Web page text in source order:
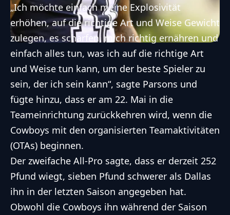
„Ich möchte einfach meine Explosivität
erhöhen, auf die richtige Art und Weise Gewicht
zulegen, es schärfen, mich richtig ernähren und
einfach alles tun, was ich auf die richtige Art
und Weise tun kann, um der beste Spieler zu
sein, der ich sein kann“, sagte Parsons und
fügte hinzu, dass er am 22. Mai in die
Teameinrichtung zurückkehren wird, wenn die
Cowboys mit den organisierten Teamaktivitäten
(OTAs) beginnen.
Der zweifache All-Pro sagte, dass er derzeit 252
Pfund wiegt, sieben Pfund schwerer als Dallas
ihn in der letzten Saison angegeben hat.
Obwohl die Cowboys ihn während der Saison